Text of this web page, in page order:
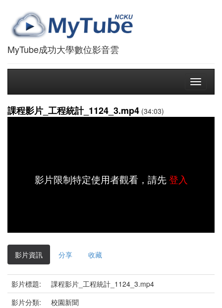
MyTube成功大學數位影音雲
Toggle
課程影片_工程統計_1124_3.mp4 (34:03)
影片限制特定使用者觀看，請先登入
影片資訊 分享 收藏
影片標題:
課程影片_工程統計_1124_3.mp4
影片分類:
校園新聞